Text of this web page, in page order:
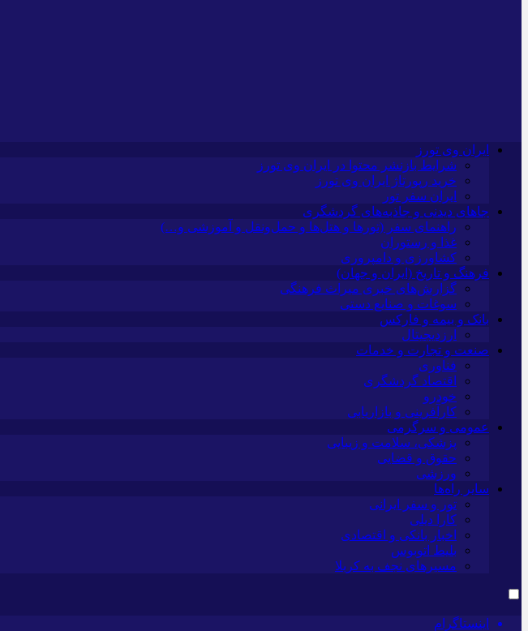
ایران وی تورز
شرایط بازنشر محتوا در ایران وی تورز
خرید رپورتاژ ایران وی تورز
ایران سفر تور
جاهای دیدنی و جاذبه‌های گردشگری
راهنمای سفر (تورها و هتل‌ها و حمل‌و‌نقل و آموزشی و…)
غذا و رستوران
کشاورزی و دامپروری
فرهنگ و تاریخ (ایران و جهان)
گزارش‌های خبری میراث فرهنگی
سوغات و صنایع دستی
بانک و بیمه و فارکس
ارزدیجیتال
صنعت و تجارت و خدمات
فناوری
اقتصاد گردشگری
خودرو
کارآفرینی و بازاریابی
عمومی و سرگرمی
پزشکی، سلامت و زیبایی
حقوق و قضایی
ورزشی
سایر راه‌ها
تور و سفر ایرانی
کارا دیلی
اخبار بانکی و اقتصادی
بلیط اتوبوس
مسیرهای نجف به کربلا
اینستاگرام